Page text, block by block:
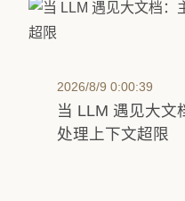
2026/8/9 0:00:39
当 LLM 遇见大文
处理上下文超限